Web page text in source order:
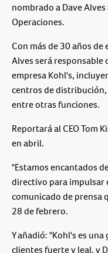
nombrado a Dave
Operaciones.
Con más de 30 años
Alves será responsable
empresa Kohl's,
centros de
entre otras funciones.
Reportará al CEO Tom
en abril.
"Estamos encantados
directivo para impulsar
comunicado de prensa
28 de febrero.
Y añadió: "Kohl's es
clientes fuerte y leal, y